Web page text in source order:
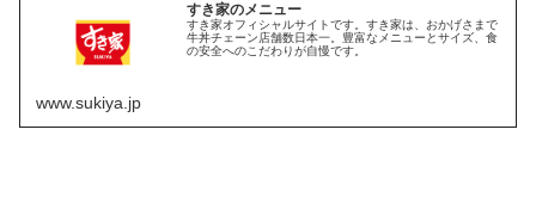
すき家のメニュー
すき家オフィシャルサイトです。すき家は、おかげさまで
牛丼チェーン店舗数日本一。豊富なメニューとサイズ、食
の安全へのこだわりが自慢です。
www.sukiya.jp